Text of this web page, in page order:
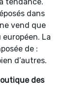
dans
vend que
La
de :
d’autres.
des